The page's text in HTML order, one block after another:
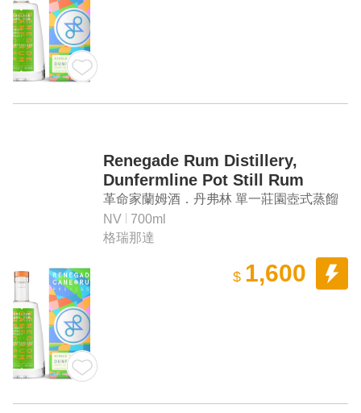
Renegade Rum Distillery,
Dunfermline Pot Still Rum
革命家蘭姆酒．丹弗林 單一莊園壺式蒸餾
蘭姆酒
NV
700ml
格瑞那達
$ 1,600